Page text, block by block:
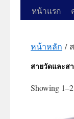
ข้าม
ยัง
เนื้อหา
หน้าแรก
หน้าหลัก /
สายวัดและส
Showing